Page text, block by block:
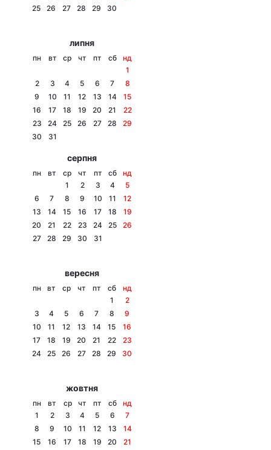
Інтерв'ю
Архів
Контакти
Тема оформлення
25
26 27 28 29 30
липня
пн вт ср чт пт сб
нд
1
2
3 4 5 6 7
8
9
10 11 12 13 14
15
16
17 18 19 20 21
22
23
24 25 26 27 28
29
30
31
серпня
пн вт ср чт пт сб
нд
1
2 3 4
5
6
7 8 9 10 11
12
13
14 15 16 17 18
19
20
21 22 23 24 25
26
27
28 29 30 31
вересня
пн вт ср чт пт сб
нд
1
2
3
4 5 6 7 8
9
10
11 12 13 14 15
16
17
18 19 20 21 22
23
24
25 26 27 28 29 30
жовтня
пн вт ср чт пт сб
нд
1
2 3 4 5 6
7
8
9 10 11 12 13
14
15
16 17 18 19 20
21